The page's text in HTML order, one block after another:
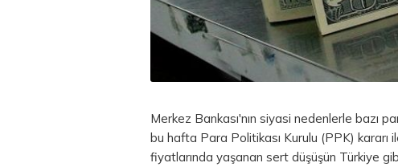
Merkez Bankası'nın siyasi nedenlerle bazı
bu hafta Para Politikası Kurulu (PPK)
fiyatlarında yaşanan sert düşüşün Türkiye